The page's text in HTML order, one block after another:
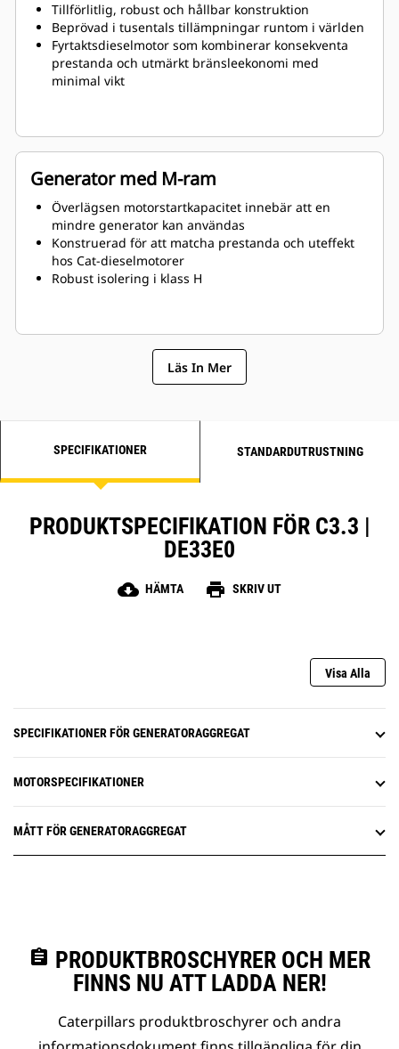
Tillförlitlig, robust och hållbar konstruktion
Beprövad i tusentals tillämpningar runtom i världen
Fyrtaktsdieselmotor som kombinerar konsekventa
prestanda och utmärkt bränsleekonomi med
minimal vikt
Generator med M-ram
Överlägsen motorstartkapacitet innebär att en
mindre generator kan användas
Konstruerad för att matcha prestanda och uteffekt
hos Cat-dieselmotorer
Robust isolering i klass H
Läs In Mer
SPECIFIKATIONER STANDARDUTRUSTNING
PRODUKTSPECIFIKATION FÖR C3.3 |
DE33E0
cloud_download HÄMTA print SKRIV UT
Visa Alla
SPECIFIKATIONER FÖR GENERATORAGGREGAT
MOTORSPECIFIKATIONER
MÅTT FÖR GENERATORAGGREGAT
assignment PRODUKTBROSCHYRER OCH MER
FINNS NU ATT LADDA NER!
Caterpillars produktbroschyrer och andra